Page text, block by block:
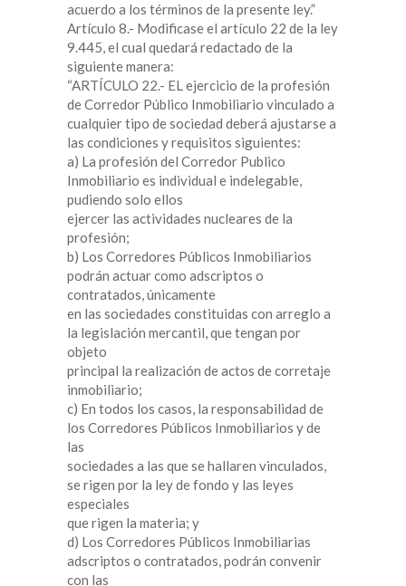
acuerdo a los términos de la presente ley.”
Artículo 8.- Modificase el artículo 22 de la ley
9.445, el cual quedará redactado de la
siguiente manera:
“ARTÍCULO 22.- EL ejercicio de la profesión
de Corredor Público Inmobiliario vinculado a
cualquier tipo de sociedad deberá ajustarse a
las condiciones y requisitos siguientes:
a) La profesión del Corredor Publico
Inmobiliario es individual e indelegable,
pudiendo solo ellos
ejercer las actividades nucleares de la
profesión;
b) Los Corredores Públicos Inmobiliarios
podrán actuar como adscriptos o
contratados, únicamente
en las sociedades constituidas con arreglo a
la legislación mercantil, que tengan por
objeto
principal la realización de actos de corretaje
inmobiliario;
c) En todos los casos, la responsabilidad de
los Corredores Públicos Inmobiliarios y de
las
sociedades a las que se hallaren vinculados,
se rigen por la ley de fondo y las leyes
especiales
que rigen la materia; y
d) Los Corredores Públicos Inmobiliarias
adscriptos o contratados, podrán convenir
con las